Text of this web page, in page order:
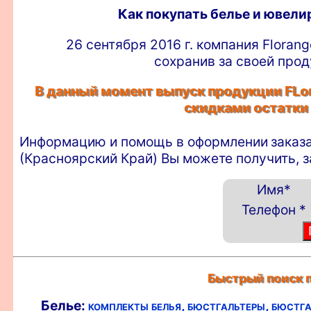
Как покупать белье и
26 сентября 2016 г. компания
сохранив за своей
В данный момент выпуск продукции
скидками
Информацию и помощь в оформлении
(Красноярский Край) Вы можете получить,
Имя*
Телефон *
Быстрый поиск
Белье:комплекты белья,бюстгальтеры,